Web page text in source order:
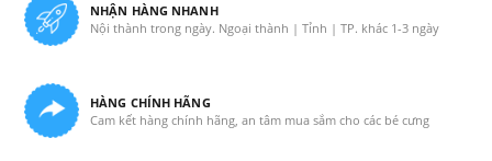
NHẬN HÀNG NHANH
Nội thành trong ngày. Ngoại thành | Tỉnh | TP. khác 1-3 ngày
HÀNG CHÍNH HÃNG
Cam kết hàng chính hãng, an tâm mua sắm cho các bé cưng